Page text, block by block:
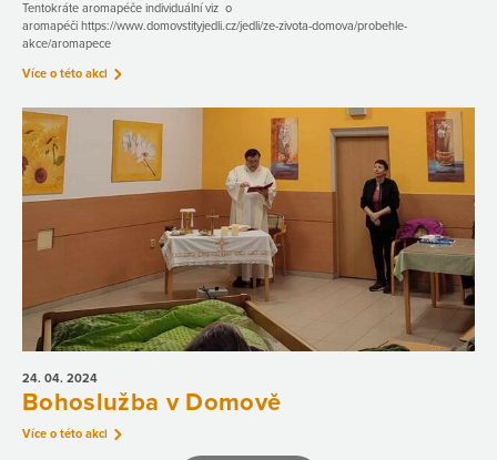
Tentokráte aromapéče individuální viz o
aromapéči https://www.domovstityjedli.cz/jedli/ze-zivota-domova/probehle-
akce/aromapece
Více o této akci
24. 04. 2024
Bohoslužba v Domově
Více o této akci